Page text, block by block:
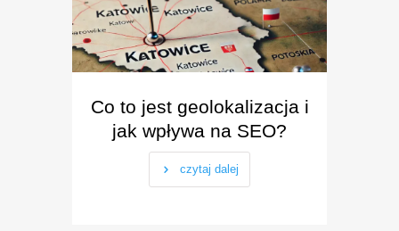
Co to jest geolokalizacja i
jak wpływa na SEO?
czytaj dalej